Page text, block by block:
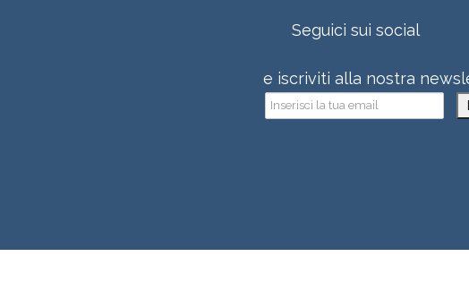
Seguici sui social
e iscriviti alla nostra